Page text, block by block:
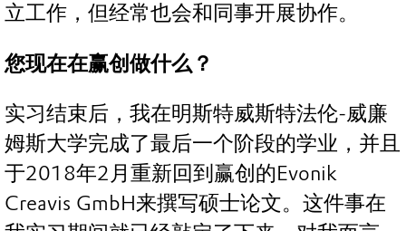
立工作，但经常也会和同事开展协作。
您现在在赢创做什么？
实习结束后，我在明斯特威斯特法伦-威廉
姆斯大学完成了最后一个阶段的学业，并且
于2018年2月重新回到赢创的Evonik
Creavis GmbH来撰写硕士论文。这件事在